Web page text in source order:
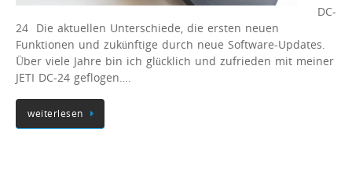
DC-
24 Die aktuellen Unterschiede, die ersten neuen
Funktionen und zukünftige durch neue Software-Updates.
Über viele Jahre bin ich glücklich und zufrieden mit meiner
JETI DC-24 geflogen….
weiterlesen